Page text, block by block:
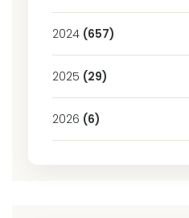
2024 (657)
2025 (29)
2026 (6)